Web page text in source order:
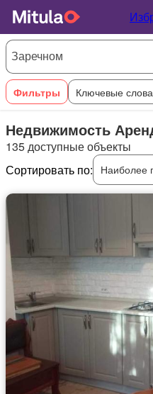
Фильтры Ключевые слова
Недвижимость
135 доступные объекты
Сортировать по:
Наиболее